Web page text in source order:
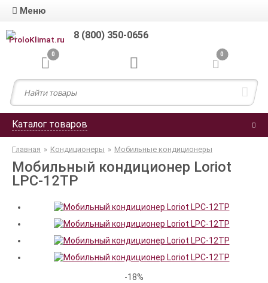
Меню
8 (800) 350-0656
0 0
Каталог товаров
Главная » Кондиционеры » Мобильные кондиционеры
Мобильный кондиционер Loriot
LPC-12TP
-18%